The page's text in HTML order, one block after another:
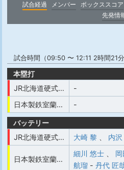
試合経過
メンバー ボックススコア
先発情
試合時間（09:50 〜 12:11 2時間21分
本塁打
JR北海道硬式野球クラブ
-
日本製鉄室蘭シャークス
-
バッテリー
JR北海道硬式野球クラブ
大崎 黎 内
日本製鉄室蘭シャークス
細川 悠士
航瑠 - 丹代 匠